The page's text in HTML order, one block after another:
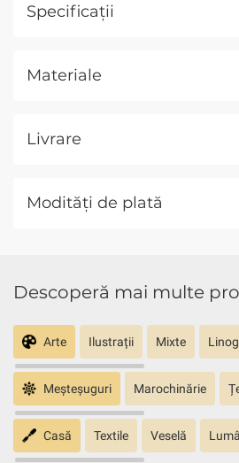
Specificații
Materiale
Livrare
Modități de plată
Descoperă mai multe
Arte Ilustrații Mixte
Meșteșuguri Marochinărie
Casă Textile Veselă